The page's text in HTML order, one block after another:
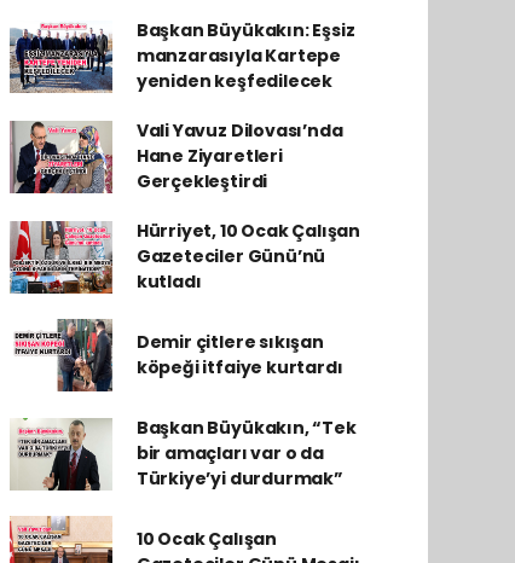
Başkan Büyükakın: Eşsiz
manzarasıyla Kartepe
yeniden keşfedilecek
Vali Yavuz Dilovası’nda
Hane Ziyaretleri
Gerçekleştirdi
Hürriyet, 10 Ocak Çalışan
Gazeteciler Günü’nü
kutladı
Demir çitlere sıkışan
köpeği itfaiye kurtardı
Başkan Büyükakın, “Tek
bir amaçları var o da
Türkiye’yi durdurmak”
10 Ocak Çalışan